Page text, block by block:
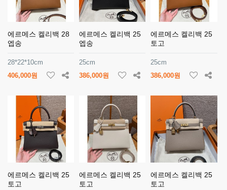
에르메스 켈리백 28
엡송
28*22*10cm
406,000원
에르메스 켈리백 25
엡송
25cm
386,000원
에르메스 켈리백 25
토고
25cm
386,000원
에르메스 켈리백 25
토고
에르메스 켈리백 25
토고
에르메스 켈리백 25
토고